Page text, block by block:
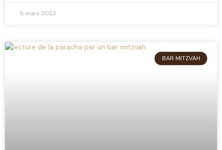
6 mars 2023
BAR MITZVAH